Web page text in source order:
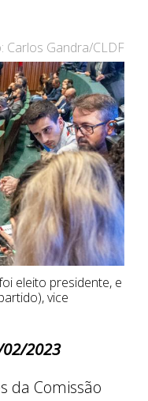
Carlos Gandra/CLDF
eleito presidente, e
vice
2023
da Comissão